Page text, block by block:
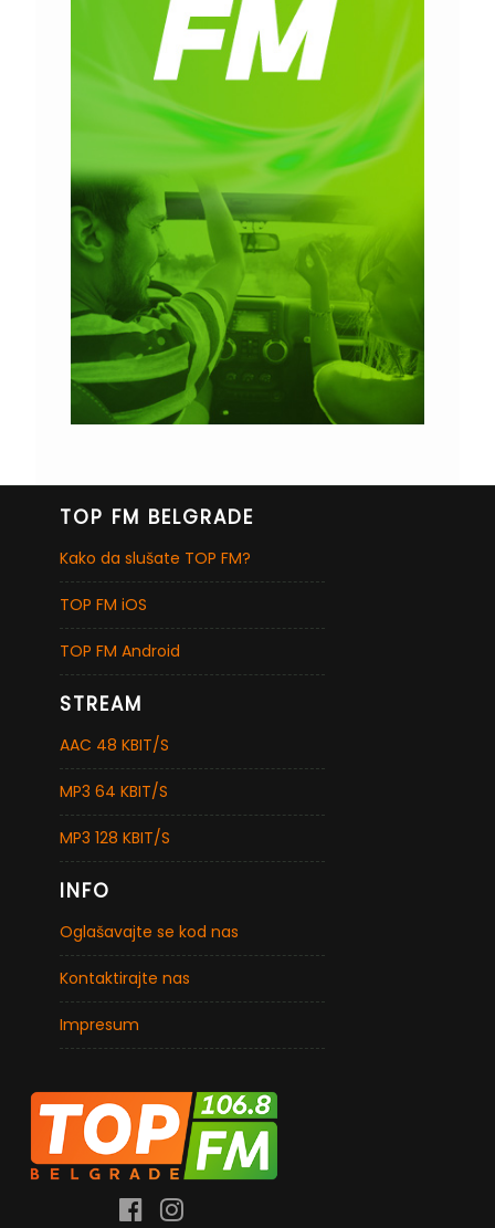
TOP FM BELGRADE
Kako da slušate TOP FM?
TOP FM iOS
TOP FM Android
STREAM
AAC 48 KBIT/S
MP3 64 KBIT/S
MP3 128 KBIT/S
INFO
Oglašavajte se kod nas
Kontaktirajte nas
Impresum